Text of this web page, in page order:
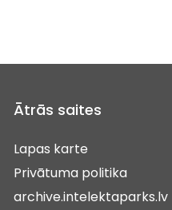
Ātrās saites
Lapas karte
Privātuma politika
archive.intelektaparks.lv